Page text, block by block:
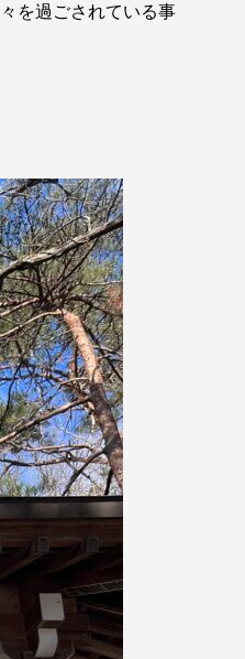
を過ごされている事